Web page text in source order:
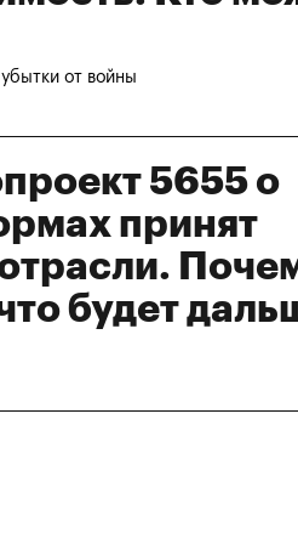
от войны
5655 о
принят
будет